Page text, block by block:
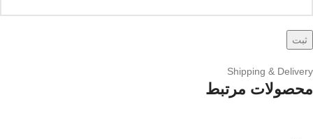
Shipping & Delivery
محصولات مرتبط